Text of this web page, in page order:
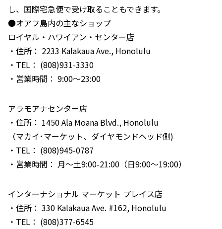
し、国際宅急便で受け取ることもできます。
●オアフ島内の主なショップ
ロイヤル・ハワイアン・センター店
・住所： 2233 Kalakaua Ave., Honolulu
・TEL： (808)931-3330
・営業時間： 9:00～23:00
アラモアナセンター店
・住所： 1450 Ala Moana Blvd., Honolulu
（マカイ･マーケット、ダイヤモンドヘッド側)
・TEL： (808)945-0787
・営業時間： 月～土9:00-21:00（日9:00～19:00）
インターナショナル マーケット プレイス店
・住所： 330 Kalakaua Ave. #162, Honolulu
・TEL： (808)377-6545